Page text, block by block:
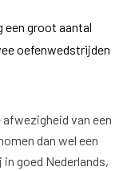
een groot aantal
oefenwedstrijden
afwezigheid van een
dan wel een
goed Nederlands,